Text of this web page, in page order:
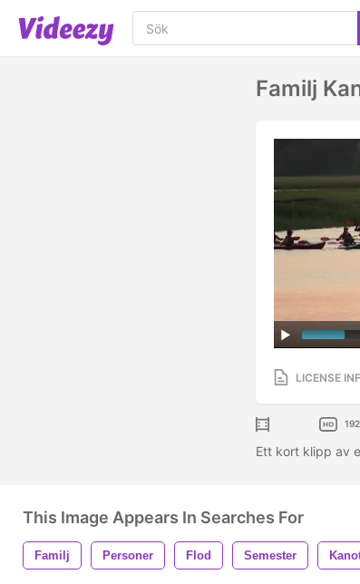
Familj
LICENSE
Ett kort klipp av
This Image Appears In Searches For
Familj Personer Flod Semester